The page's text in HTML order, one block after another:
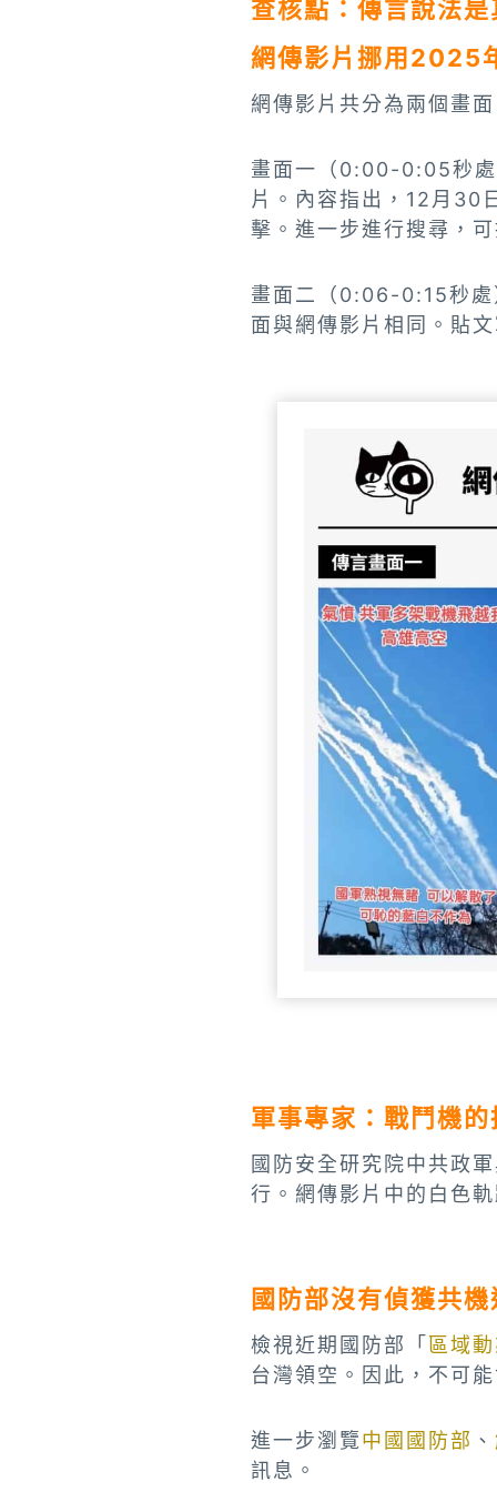
查核點：傳言說法
網傳影片挪用2025
網傳影片共分為兩個畫
畫面一（0:00-0:05秒
片。內容指出，12月30
擊。進一步進行搜尋，
畫面二（0:06-0:15秒處
面與網傳影片相同。貼
軍事專家：戰鬥機
國防安全研究院中共政
行。網傳影片中的白色
國防部沒有偵獲共
檢視近期國防部「 區域
台灣領空。因此，不可
進一步瀏覽中國國防部 、
訊息。